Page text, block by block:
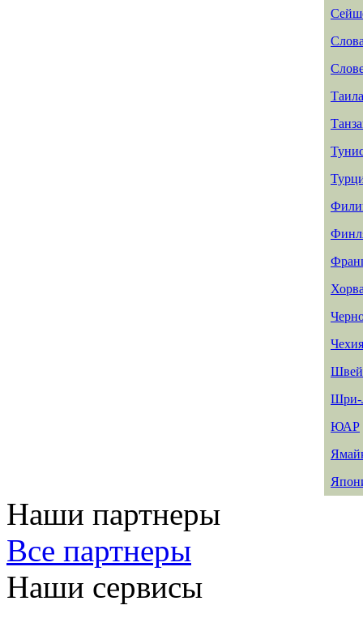
Чехия
Шри-
ЮАР
Наши партнеры
Все партнеры
Наши сервисы